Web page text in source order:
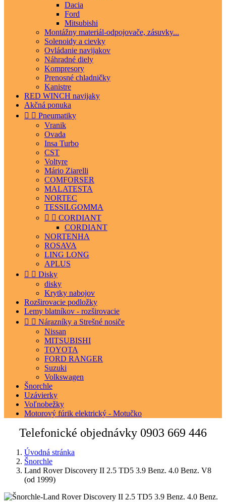
Dacia
Ford
Mitsubishi
Montážny materiál-odpojovače, zásuvky...
Solenoidy a cievky
Ovládanie navijakov
Náhradné diely
Kompresory
Prenosné chladničky
Kanistre
RED WINCH navijaky
Akčná ponuka
  Pneumatiky
Vranik
Ovada
Insa Turbo
CST
Voltyre
Mário Ziarelli
COMFORSER
MALATESTA
NORTEC
TESSILGOMMA
  CORDIANT
CORDIANT
NORTENHA
ROSAVA
LING LONG
APLUS
  Disky
disky
Krytky nabojov
Rozširovacie podložky
Lemy blatníkov - rozširovacie
  Nárazníky a Strešné nosiče
Nissan
MITSUBISHI
TOYOTA
FORD RANGER
Suzuki
Volkswagen
Šnorchle
Uzávierky
Voľnobežky
Motorový fúrik elektrický - Motučko
Telefonické objednávky 0903 669 446
Úvodná stránka
Šnorchle
Land Rover Discovery II 2.5 TD5 3.9 Benz. 4.0 Benz. V8
(od 1999)